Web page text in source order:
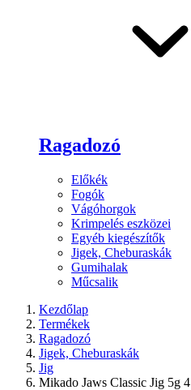
Ragadozó
Előkék
Fogók
Vágóhorgok
Krimpelés eszközei
Egyéb kiegészítők
Jigek, Cheburaskák
Gumihalak
Műcsalik
Kezdőlap
Termékek
Ragadozó
Jigek, Cheburaskák
Jig
Mikado Jaws Classic Jig 5g 4